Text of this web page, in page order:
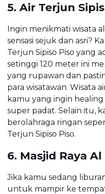
5. Air Terjun
Ingin menikmati wisata
sensasi sejuk dan asri?
Terjun Sipiso Piso yang
setinggi 120 meter ini
yang rupawan dan
para wisatawan. Wisata
kamu yang ingin
super padat. Selain itu,
berolahraga ringan
Terjun Sipiso Piso.
6. Masjid Raya
Jika kamu sedang
untuk mampir ke